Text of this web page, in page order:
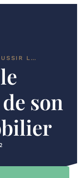
RÉUSSIR LE FINANCEMENT DE SON ACHAT IMMOBILIER
son